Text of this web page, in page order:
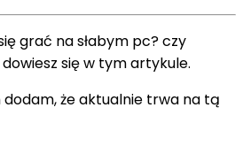
grać na słabym pc? czy
się w tym artykule.
że aktualnie trwa na tą